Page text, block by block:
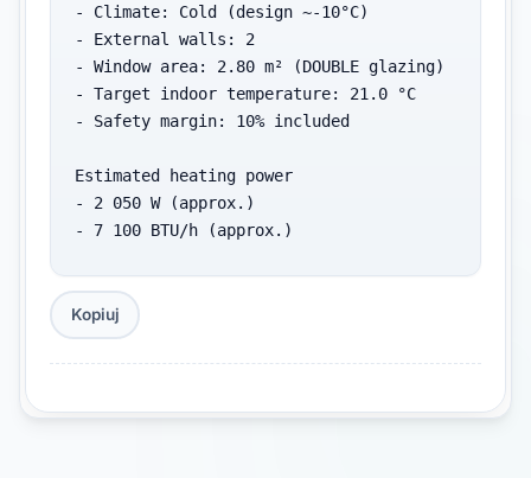
- Climate: Cold (design ~-10°C)
- External walls: 2
- Window area: 2.80 m² (DOUBLE glazing)
- Target indoor temperature: 21.0 °C
- Safety margin: 10% included
Estimated heating power
- 2 050 W (approx.)
- 7 100 BTU/h (approx.)
- If one radiator outputs 1 200 W, you
need about 2 unit(s).
Kopiuj